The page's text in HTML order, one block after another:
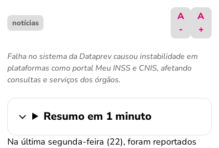
últimas notícias
ferramentas
notícias
A
-
A
+
Falha no sistema da Dataprev causou instabilidade em
plataformas como portal Meu INSS e CNIS, afetando
consultas e serviços dos órgãos.
Resumo em 1 minuto
Na última segunda-feira (22), foram reportados